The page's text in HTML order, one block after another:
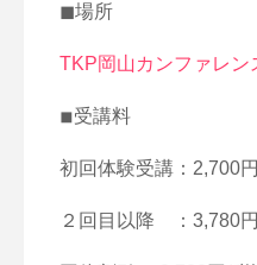
◼︎場所
TKP岡山カンファレン
◾︎受講料
初回体験受講：2,700
２回目以降 ：3,780